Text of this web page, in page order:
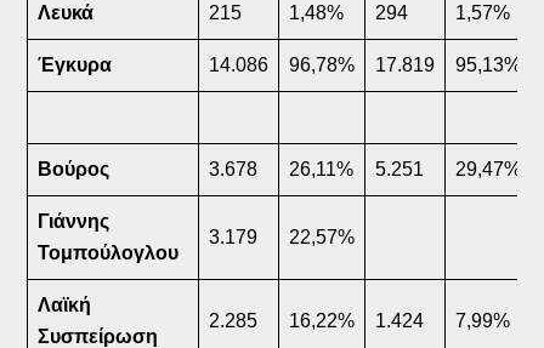
Λευκά 215 1,48% 294 1,57%
Έγκυρα 14.086 96,78% 17.819 95,13%
Βούρος 3.678 26,11% 5.251 29,47%
Γιάννης
Τομπούλογλου
3.179 22,57%
Λαϊκή
Συσπείρωση
2.285 16,22% 1.424 7,99%